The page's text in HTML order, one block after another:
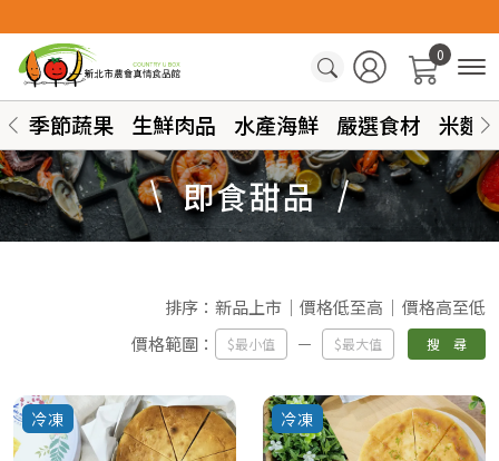
0
季節蔬果 生鮮肉品 水產海鮮 嚴選食材 米麵
即食甜品
排序： 新品上市 價格低至高
價格高至低
價格範圍：
搜 尋
冷凍 冷凍